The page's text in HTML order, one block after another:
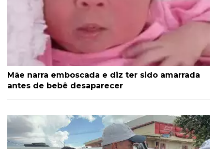
Mãe narra emboscada e diz ter sido amarrada
antes de bebê desaparecer